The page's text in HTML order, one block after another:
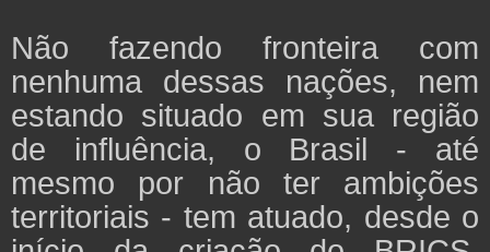
Não fazendo fronteira com
nenhuma dessas nações, nem
estando situado em sua região
de influência, o Brasil - até
mesmo por não ter ambições
territoriais - tem atuado, desde o